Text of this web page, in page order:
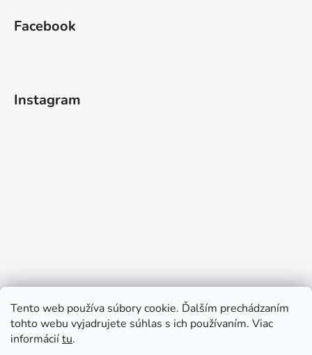
Tento web používa súbory cookie. Ďalším prechádzaním
tohto webu vyjadrujete súhlas s ich používaním. Viac
informáciítu.
Facebook
Instagram